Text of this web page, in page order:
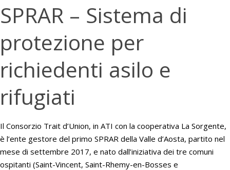
SPRAR – Sistema di
protezione per
richiedenti asilo e
rifugiati
Il Consorzio Trait d’Union, in ATI con la cooperativa La Sorgente,
è l’ente gestore del primo SPRAR della Valle d’Aosta, partito nel
mese di settembre 2017, e nato dall’iniziativa dei tre comuni
ospitanti (Saint-Vincent, Saint-Rhemy-en-Bosses e